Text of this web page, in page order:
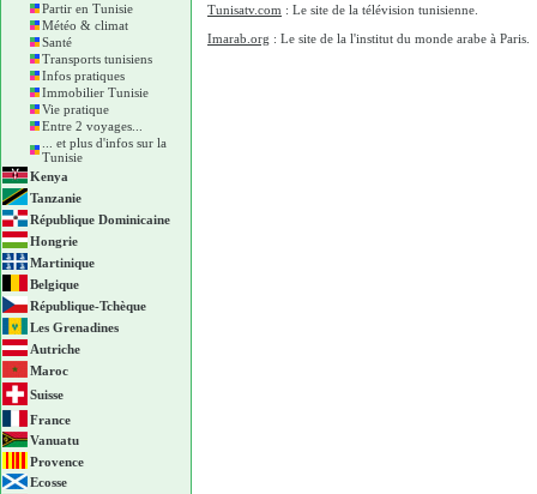
Partir en Tunisie
Météo & climat
Santé
Transports tunisiens
Infos pratiques
Immobilier Tunisie
Vie pratique
Entre 2 voyages...
... et plus d'infos sur la
Tunisie
Kenya
Tanzanie
République Dominicaine
Hongrie
Martinique
Belgique
République-Tchèque
Les Grenadines
Autriche
Maroc
Suisse
France
Vanuatu
Provence
Ecosse
Tunisatv.com : Le site de la télévision tunisienne.
Imarab.org : Le site de la l'institut du monde arabe à Paris.